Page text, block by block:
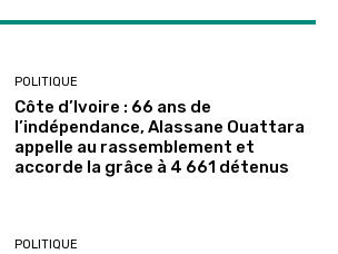
POLITIQUE
Côte d’Ivoire : 66 ans de
l’indépendance, Alassane Ouattara
appelle au rassemblement et
accorde la grâce à 4 661 détenus
POLITIQUE